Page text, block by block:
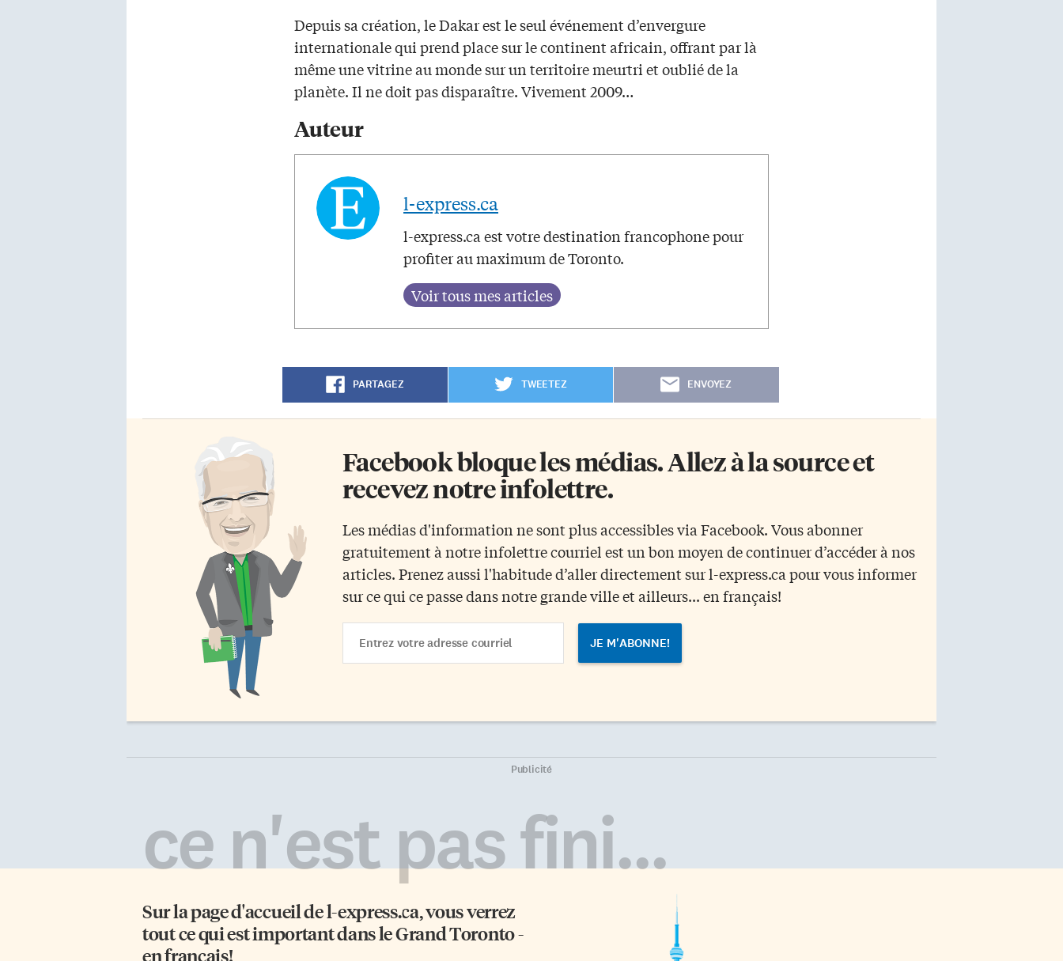
Depuis sa création, le Dakar est le seul événement d’envergure
internationale qui prend place sur le continent africain, offrant par là
même une vitrine au monde sur un territoire meurtri et oublié de la
planète. Il ne doit pas disparaître. Vivement 2009…
Auteur
l-express.ca
l-express.ca est votre destination francophone pour
profiter au maximum de Toronto.
PARTAGEZ TWEETEZ ENVOYEZ
Facebook bloque les médias. Allez à la source et
recevez notre infolettre.
Les médias d'information ne sont plus accessibles via Facebook. Vous abonner
gratuitement à notre infolettre courriel est un bon moyen de continuer d’accéder à nos
articles. Prenez aussi l'habitude d’aller directement sur l-express.ca pour vous informer
sur ce qui ce passe dans notre grande ville et ailleurs... en français!
Address
Publicité
ce n'est pas fini...
Sur la page d'accueil del-express.ca, vous verrez
tout ce qui est important dans le Grand Toronto -
en français!